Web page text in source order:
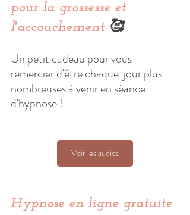
pour la grossesse et
l'accouchement 🥰
Un petit cadeau pour vous
remercier d'être chaque  jour plus
nombreuses à venir en séance
d'hypnose !
Voir les audios
Hypnose en ligne gratuite